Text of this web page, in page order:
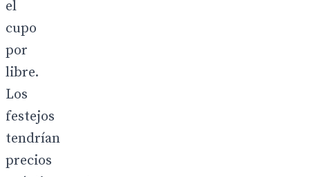
el
cupo
por
libre.
Los
festejos
tendrían
precios